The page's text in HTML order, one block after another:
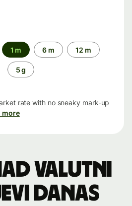
1 m 6 m 12 m
5 g
rate with no sneaky mark-up
more
valutni
danas